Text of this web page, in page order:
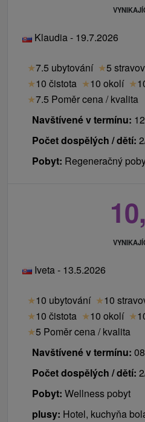
Klaudia - 19.7.2026
★7.5 ubytování ★5
★10 čistota ★10 okolí ★
★7.5 Poměr cena / kvalita
Navštívené v termínu:
Počet dospělých / dětí:
Pobyt: Regeneračný
Iveta - 13.5.2026
★10 ubytování ★10
★10 čistota ★10 okolí ★
★5 Poměr cena / kvalita
Navštívené v termínu:
Počet dospělých / dětí:
Pobyt: Wellness pobyt
plusy: Hotel, kuchyňa